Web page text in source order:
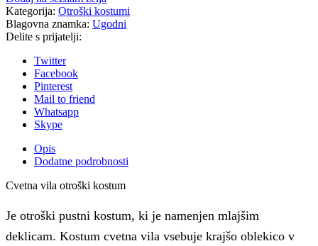
Kategorija: Otroški kostumi
Blagovna znamka: Ugodni
Delite s prijatelji:
Twitter
Facebook
Pinterest
Mail to friend
Whatsapp
Skype
Opis
Dodatne podrobnosti
Cvetna vila otroški kostum
Je otroški pustni kostum, ki je namenjen mlajšim
deklicam. Kostum cvetna vila vsebuje krajšo oblekico v